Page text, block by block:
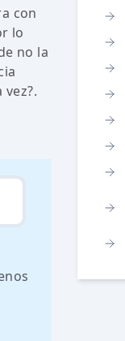
con
lo
no la